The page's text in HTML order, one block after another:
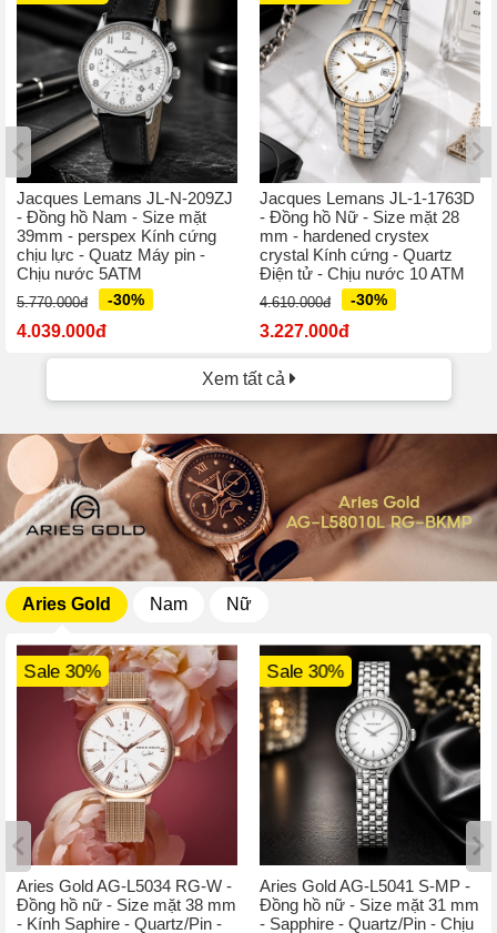
Jacques Lemans JL-N-209ZJ
- Đồng hồ Nam - Size mặt
39mm - perspex Kính cứng
chịu lực - Quatz Máy pin -
Chịu nước 5ATM
5.770.000đ -30%
4.039.000đ
Jacques Lemans JL-1-1763D
- Đồng hồ Nữ - Size mặt 28
mm - hardened crystex
crystal Kính cứng - Quartz
Điện tử - Chịu nước 10 ATM
4.610.000đ -30%
3.227.000đ
Xem tất cả
Aries Gold Nam Nữ
Sale 30%
Aries Gold AG-L5034 RG-W -
Đồng hồ nữ - Size mặt 38 mm
- Kính Saphire - Quartz/Pin -
Sale 30%
Aries Gold AG-L5041 S-MP -
Đồng hồ nữ - Size mặt 31 mm
- Sapphire - Quartz/Pin - Chịu